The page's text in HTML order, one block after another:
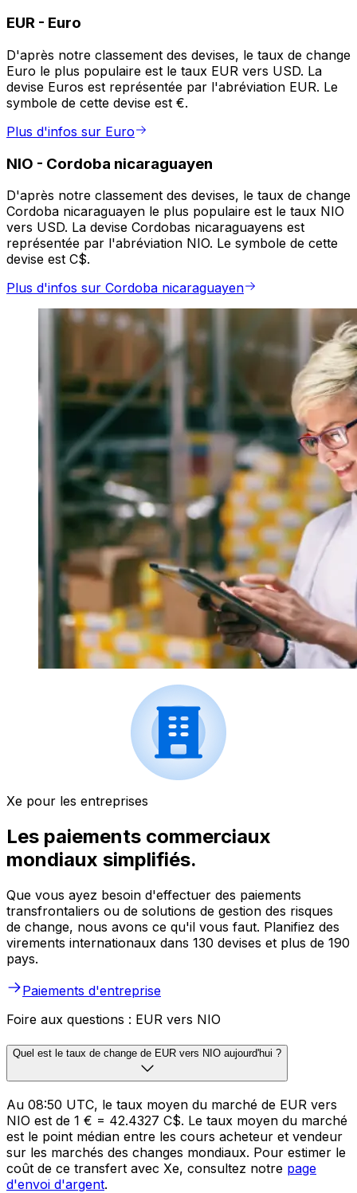
EUR - Euro
D'après notre classement des devises, le taux de change
Euro le plus populaire est le taux EUR vers USD. La
devise Euros est représentée par l'abréviation EUR. Le
symbole de cette devise est €.
Plus d'infos sur Euro
NIO - Cordoba nicaraguayen
D'après notre classement des devises, le taux de change
Cordoba nicaraguayen le plus populaire est le taux NIO
vers USD. La devise Cordobas nicaraguayens est
représentée par l'abréviation NIO. Le symbole de cette
devise est C$.
Plus d'infos sur Cordoba nicaraguayen
Xe pour les entreprises
Les paiements commerciaux
mondiaux simplifiés.
Que vous ayez besoin d'effectuer des paiements
transfrontaliers ou de solutions de gestion des risques
de change, nous avons ce qu'il vous faut. Planifiez des
virements internationaux dans 130 devises et plus de 190
pays.
Paiements d'entreprise
Foire aux questions : EUR vers NIO
Quel est le taux de change de EUR vers NIO aujourd'hui ?
Au 08:50 UTC, le taux moyen du marché de EUR vers
NIO est de 1 € = 42.4327 C$. Le taux moyen du marché
est le point médian entre les cours acheteur et vendeur
sur les marchés des changes mondiaux. Pour estimer le
coût de ce transfert avec Xe, consultez notre page
d'envoi d'argent.